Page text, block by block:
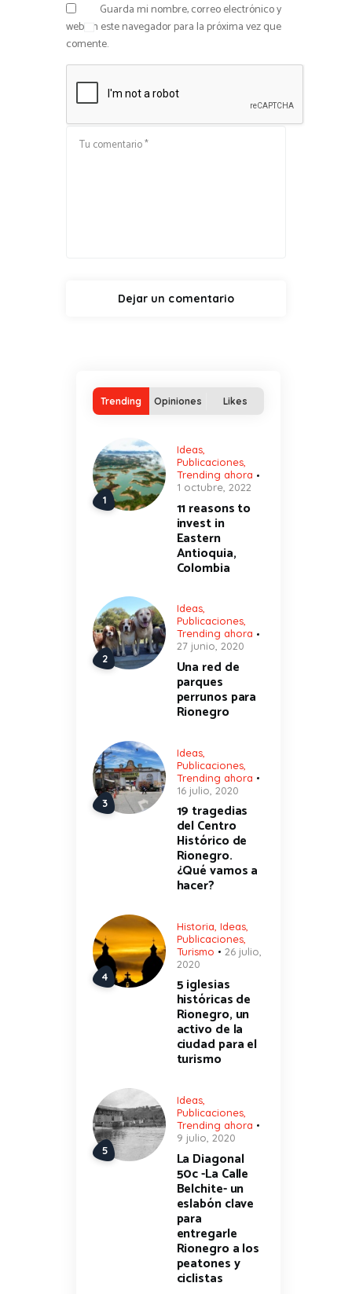
Guarda mi nombre, correo electrónico y
web en este navegador para la próxima vez que
comente.
Trending Opiniones Likes
Ideas,
Publicaciones,
Trending ahora
1 octubre, 2022
11 reasons to
invest in
Eastern
Antioquia,
Colombia
Ideas,
Publicaciones,
Trending ahora
27 junio, 2020
Una red de
parques
perrunos para
Rionegro
Ideas,
Publicaciones,
Trending ahora
16 julio, 2020
19 tragedias
del Centro
Histórico de
Rionegro.
¿Qué vamos a
hacer?
Historia Ideas,
Publicaciones,
Turismo
26 julio,
2020
5 iglesias
históricas de
Rionegro, un
activo de la
ciudad para el
turismo
Ideas,
Publicaciones,
Trending ahora
9 julio, 2020
La Diagonal
50c -La Calle
Belchite- un
eslabón clave
para
entregarle
Rionegro a los
peatones y
ciclistas